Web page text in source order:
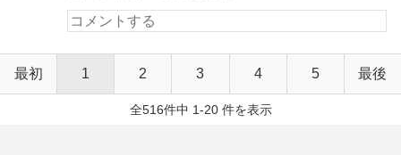
最初 1 2 3 4 5 最後
全516件中 1-20 件を表示